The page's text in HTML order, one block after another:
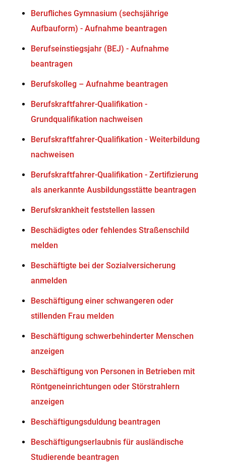
Berufliches Gymnasium (sechsjährige
Aufbauform) - Aufnahme beantragen
Berufseinstiegsjahr (BEJ) - Aufnahme
beantragen
Berufskolleg – Aufnahme beantragen
Berufskraftfahrer-Qualifikation -
Grundqualifikation nachweisen
Berufskraftfahrer-Qualifikation - Weiterbildung
nachweisen
Berufskraftfahrer-Qualifikation - Zertifizierung
als anerkannte Ausbildungsstätte beantragen
Berufskrankheit feststellen lassen
Beschädigtes oder fehlendes Straßenschild
melden
Beschäftigte bei der Sozialversicherung
anmelden
Beschäftigung einer schwangeren oder
stillenden Frau melden
Beschäftigung schwerbehinderter Menschen
anzeigen
Beschäftigung von Personen in Betrieben mit
Röntgeneinrichtungen oder Störstrahlern
anzeigen
Beschäftigungsduldung beantragen
Beschäftigungserlaubnis für ausländische
Studierende beantragen